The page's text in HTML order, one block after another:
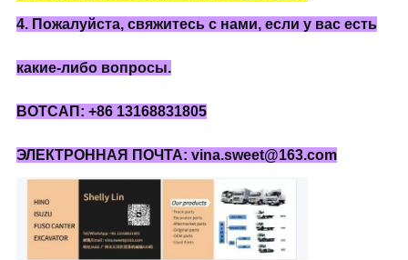
4. Пожалуйста, свяжитесь с нами, если у вас есть
какие-либо вопросы.
ВОТСАП: +86 13168831805
ЭЛЕКТРОННАЯ ПОЧТА: vina.sweet@163.com